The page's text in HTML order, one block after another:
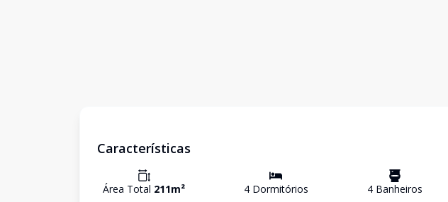
Características
Área Total 211m² 4Dormitórios 4Banheiros